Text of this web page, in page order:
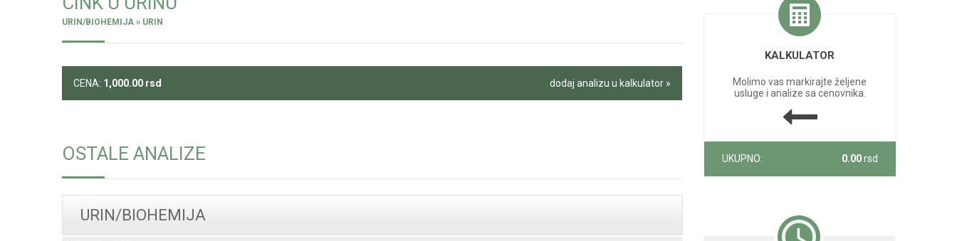
URIN/BIOHEMIJA » URIN
CENA: 1,000.00 rsd dodaj analizu u kalkulator »
OSTALE ANALIZE
URIN/BIOHEMIJA
KALKULATOR
Molimo vas markirajte željene
usluge i analize sa cenovnika.
UKUPNO: 0.00rsd